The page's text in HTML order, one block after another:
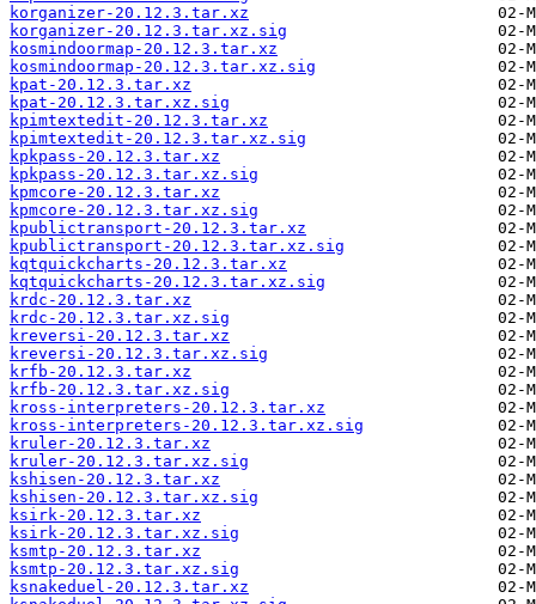
korganizer-20.12.3.tar.xz
korganizer-20.12.3.tar.xz.sig
kosmindoormap-20.12.3.tar.xz
kosmindoormap-20.12.3.tar.xz.sig
kpat-20.12.3.tar.xz
kpat-20.12.3.tar.xz.sig
kpimtextedit-20.12.3.tar.xz
kpimtextedit-20.12.3.tar.xz.sig
kpkpass-20.12.3.tar.xz
kpkpass-20.12.3.tar.xz.sig
kpmcore-20.12.3.tar.xz
kpmcore-20.12.3.tar.xz.sig
kpublictransport-20.12.3.tar.xz
kpublictransport-20.12.3.tar.xz.sig
kqtquickcharts-20.12.3.tar.xz
kqtquickcharts-20.12.3.tar.xz.sig
krdc-20.12.3.tar.xz
krdc-20.12.3.tar.xz.sig
kreversi-20.12.3.tar.xz
kreversi-20.12.3.tar.xz.sig
krfb-20.12.3.tar.xz
krfb-20.12.3.tar.xz.sig
kross-interpreters-20.12.3.tar.xz
kross-interpreters-20.12.3.tar.xz.sig
kruler-20.12.3.tar.xz
kruler-20.12.3.tar.xz.sig
kshisen-20.12.3.tar.xz
kshisen-20.12.3.tar.xz.sig
ksirk-20.12.3.tar.xz
ksirk-20.12.3.tar.xz.sig
ksmtp-20.12.3.tar.xz
ksmtp-20.12.3.tar.xz.sig
ksnakeduel-20.12.3.tar.xz